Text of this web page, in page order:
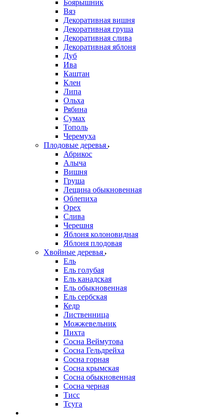
Боярышник
Вяз
Декоративная вишня
Декоративная груша
Декоративная слива
Декоративная яблоня
Дуб
Ива
Каштан
Клен
Липа
Ольха
Рябина
Сумах
Тополь
Черемуха
Плодовые деревья
Абрикос
Алыча
Вишня
Груша
Лещина обыкновенная
Облепиха
Орех
Слива
Черешня
Яблоня колоновидная
Яблоня плодовая
Хвойные деревья
Ель
Ель голубая
Ель канадская
Ель обыкновенная
Ель сербская
Кедр
Лиственница
Можжевельник
Пихта
Сосна Веймутова
Сосна Гельдрейха
Сосна горная
Сосна крымская
Сосна обыкновенная
Сосна черная
Тисс
Тсуга